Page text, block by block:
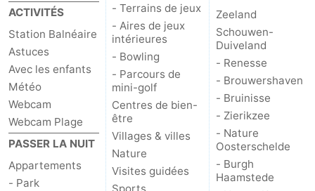
ACTIVITÉS
Station Balnéaire
Astuces
Avec les enfants
Météo
Webcam
Webcam Plage
PASSER LA NUIT
Appartements
- Park
- Terrains de jeux
- Aires de jeux
intérieures
- Bowling
- Parcours de
mini-golf
Centres de bien-
être
Villages & villes
Nature
Visites guidées
Zeeland
Schouwen-
Duiveland
- Renesse
- Brouwershaven
- Bruinisse
- Zierikzee
- Nature
Oosterschelde
- Burgh
Haamstede